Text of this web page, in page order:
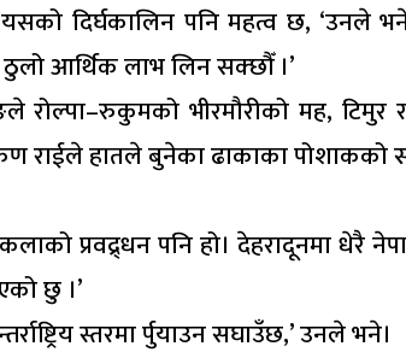
दिर्घकालिन पनि महत्व छ, ‘उनले
आर्थिक लाभ लिन सक्छौँ ।’
रोल्पा–रुकुमको भीरमौरीको मह, टिमुर
राईले हातले बुनेका ढाकाका पोशाकको
प्रवद्र्धन पनि हो। देहरादूनमा
छु ।’
स्तरमा र्पुयाउन सघाउँछ,’ उनले भने।